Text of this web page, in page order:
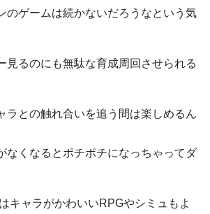
のゲームは続かないだろうなという気
見るのにも無駄な育成周回させられる
ラとの触れ合いを追う間は楽しめるん
なくなるとポチポチになっちゃってダ
キャラがかわいいRPGやシミュもよ